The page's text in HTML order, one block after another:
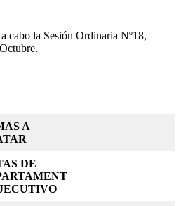
cabo la Sesión Ordinaria Nº18,
A
DE